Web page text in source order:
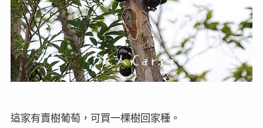
這家有賣樹葡萄，可買一棵樹回家種。